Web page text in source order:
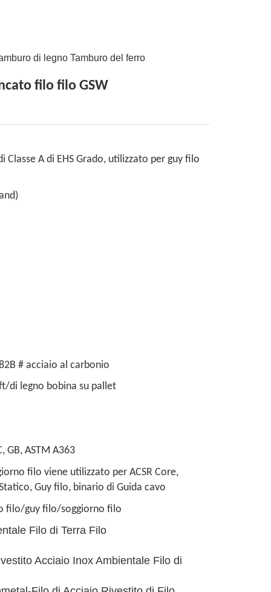
di legno Tamburo del ferro
filo filo GSW
A di EHS Grado, utilizzato per guy filo
# acciaio al carbonio
di legno bobina su pallet
GB, ASTM A363
filo viene utilizzato per ACSR Core,
Guy filo, binario di Guida cavo
filo/guy filo/soggiorno filo
Filo di Terra Filo
Acciaio Inox Ambientale Filo di